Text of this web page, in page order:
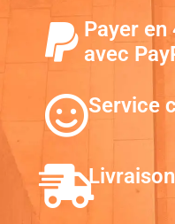
Payer
avec
Service